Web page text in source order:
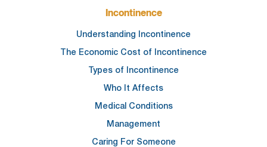
Incontinence
Understanding Incontinence
The Economic Cost of Incontinence
Types of Incontinence
Who It Affects
Medical Conditions
Management
Caring For Someone